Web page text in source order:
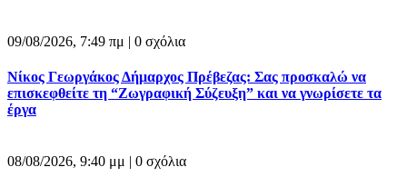
09/08/2026, 7:49 πμ | 0 σχόλια
Νίκος Γεωργάκος Δήμαρχος Πρέβεζας: Σας προσκαλώ να
επισκεφθείτε τη “Ζωγραφική Σύζευξη” και να γνωρίσετε τα
έργα
08/08/2026, 9:40 μμ | 0 σχόλια